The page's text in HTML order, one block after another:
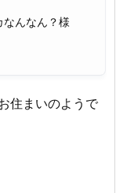
んなん？様
住まいのようで